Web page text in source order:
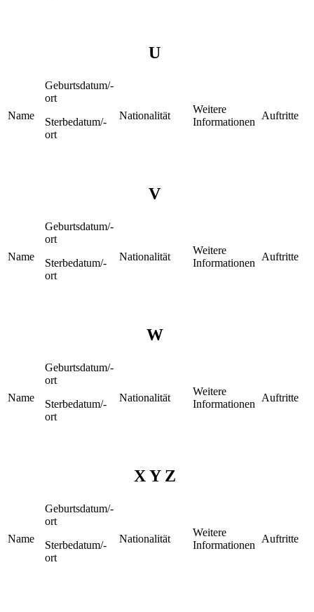
U
Name
Geburtsdatum/-
ort
Sterbedatum/-
ort
Nationalität
Weitere
Informationen
Auftritte
V
Name
Geburtsdatum/-
ort
Sterbedatum/-
ort
Nationalität
Weitere
Informationen
Auftritte
W
Name
Geburtsdatum/-
ort
Sterbedatum/-
ort
Nationalität
Weitere
Informationen
Auftritte
X Y Z
Name
Geburtsdatum/-
ort
Sterbedatum/-
ort
Nationalität
Weitere
Informationen
Auftritte